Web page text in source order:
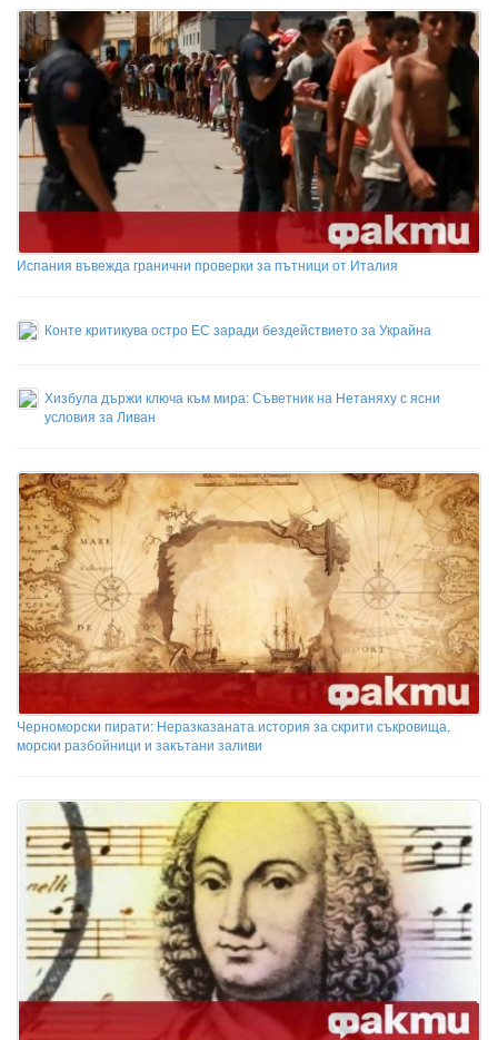
Испания въвежда гранични проверки за пътници от Италия
Конте критикува остро ЕС заради бездействието за Украйна
Хизбула държи ключа към мира: Съветник на Нетаняху с ясни
условия за Ливан
Черноморски пирати: Неразказаната история за скрити съкровища,
морски разбойници и закътани заливи